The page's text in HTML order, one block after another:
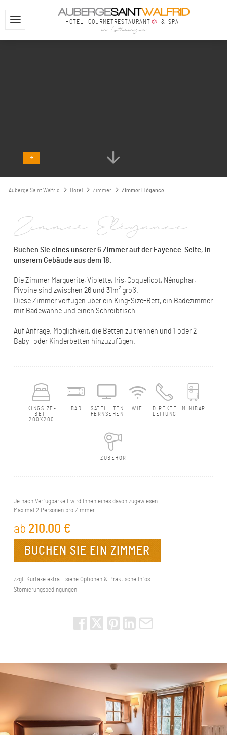
HOTEL GOURMETRESTAURANT & SPA
in Lothringen
Auberge Saint Walfrid Hotel Zimmer Zimmer Elégance
Zimmer Elégance
Buchen Sie eines unserer 6 Zimmer auf der Fayence-Seite, in
unserem Gebäude aus dem 18.
Die Zimmer Marguerite, Violette, Iris, Coquelicot, Nénuphar,
Pivoine sind zwischen 26 und 31m² groß.
Diese Zimmer verfügen über ein King-Size-Bett, ein Badezimmer
mit Badewanne und einen Schreibtisch.
Auf Anfrage: Möglichkeit, die Betten zu trennen und 1 oder 2
Baby- oder Kinderbetten hinzuzufügen.
KINGSIZE-
BETT
200X200
BAD
SATELLITEN
FERNSEHEN
WIFI
DIREKTE
LEITUNG
MINIBAR
ZUBEHÖR
Je nach Verfügbarkeit wird Ihnen eines davon zugewiesen.
Maximal 2 Personen pro Zimmer.
ab 210.00 €
BUCHEN SIE EIN ZIMMER
zzgl. Kurtaxe extra - siehe Optionen & Praktische Infos
Stornierungsbedingungen